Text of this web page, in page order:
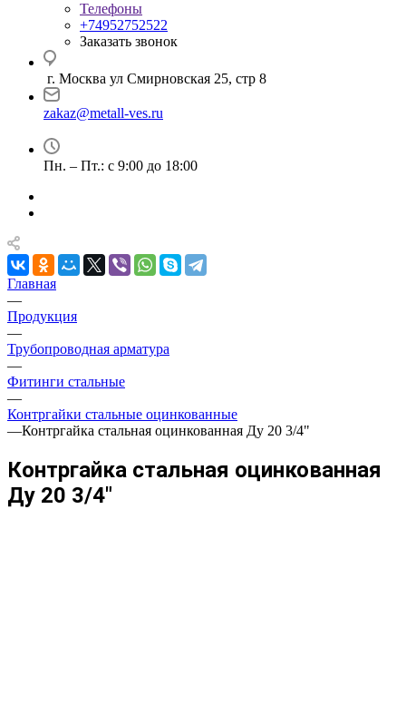
Телефоны
+74952752522
Заказать звонок
г. Москва ул Смирновская 25, стр 8
zakaz@metall-ves.ru
Пн. – Пт.: с 9:00 до 18:00
Главная
—
Продукция
—
Трубопроводная арматура
—
Фитинги стальные
—
Контргайки стальные оцинкованные
—Контргайка стальная оцинкованная Ду 20 3/4"
Контргайка стальная оцинкованная
Ду 20 3/4"